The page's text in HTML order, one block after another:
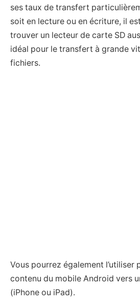
ses taux de transfert
soit en lecture ou en écriture, il
trouver un lecteur de carte SD
idéal pour le transfert à grande
fichiers.
Vous pourrez également l’utiliser
contenu du mobile Android vers
(iPhone ou iPad).